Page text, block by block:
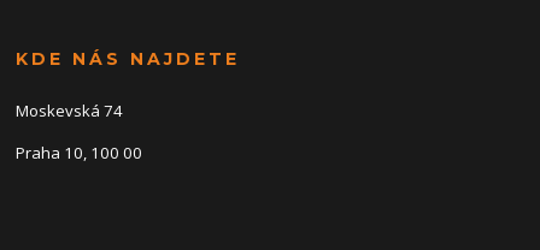
KDE NÁS NAJDETE
Moskevská 74
Praha 10, 100 00